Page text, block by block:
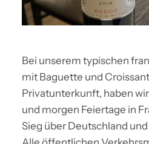
Bei unserem typischen
mit Baguette und
Privatunterkunft, haben
und morgen Feiertage in
Sieg über Deutschland